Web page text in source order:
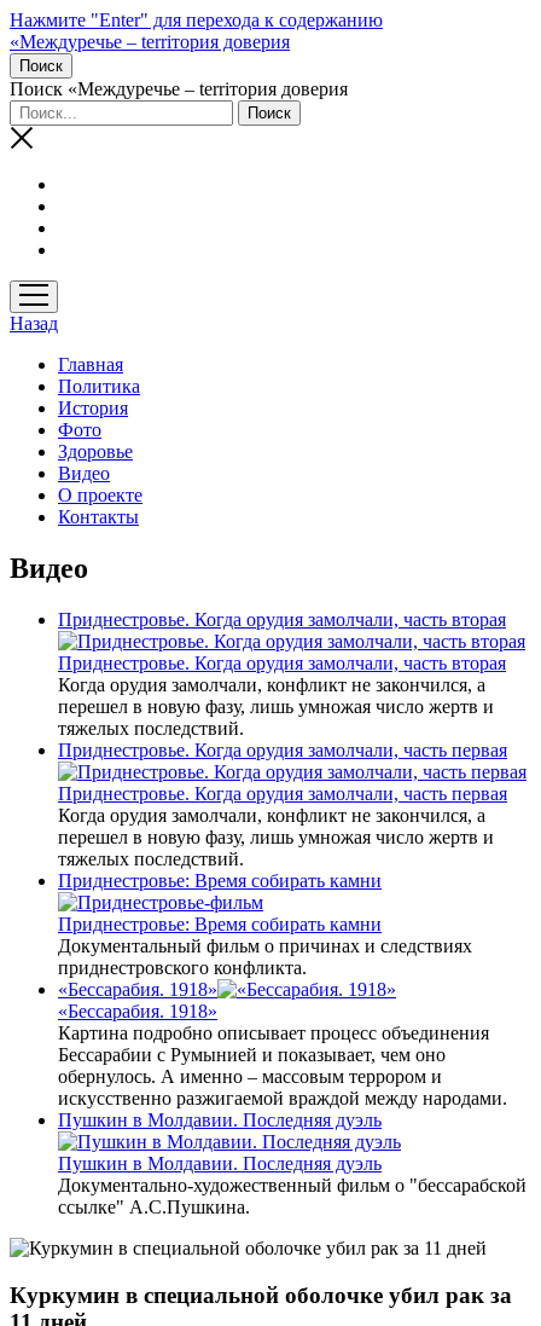
Нажмите "Enter" для перехода к содержанию
«Междуречье – terriтория доверия
Поиск
Поиск «Междуречье – terriтория доверия
открыть
меню
Назад
Главная
Политика
История
Фото
Здоровье
Видео
О проекте
Контакты
Видео
Приднестровье. Когда орудия замолчали, часть вторая
Приднестровье. Когда орудия замолчали, часть вторая
Когда орудия замолчали, конфликт не закончился, а
перешел в новую фазу, лишь умножая число жертв и
тяжелых последствий.
Приднестровье. Когда орудия замолчали, часть первая
Приднестровье. Когда орудия замолчали, часть первая
Когда орудия замолчали, конфликт не закончился, а
перешел в новую фазу, лишь умножая число жертв и
тяжелых последствий.
Приднестровье: Время собирать камни
Приднестровье: Время собирать камни
Документальный фильм о причинах и следствиях
приднестровского конфликта.
«Бессарабия. 1918»
«Бессарабия. 1918»
Картина подробно описывает процесс объединения
Бессарабии с Румынией и показывает, чем оно
обернулось. А именно – массовым террором и
искусственно разжигаемой враждой между народами.
Пушкин в Молдавии. Последняя дуэль
Пушкин в Молдавии. Последняя дуэль
Документально-художественный фильм о "бессарабской
ссылке" А.С.Пушкина.
Куркумин в специальной оболочке убил рак за